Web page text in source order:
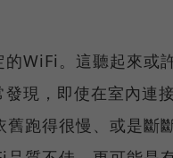
的WiFi。這聽起來或
現，即使在室內連
跑得很慢、或是斷